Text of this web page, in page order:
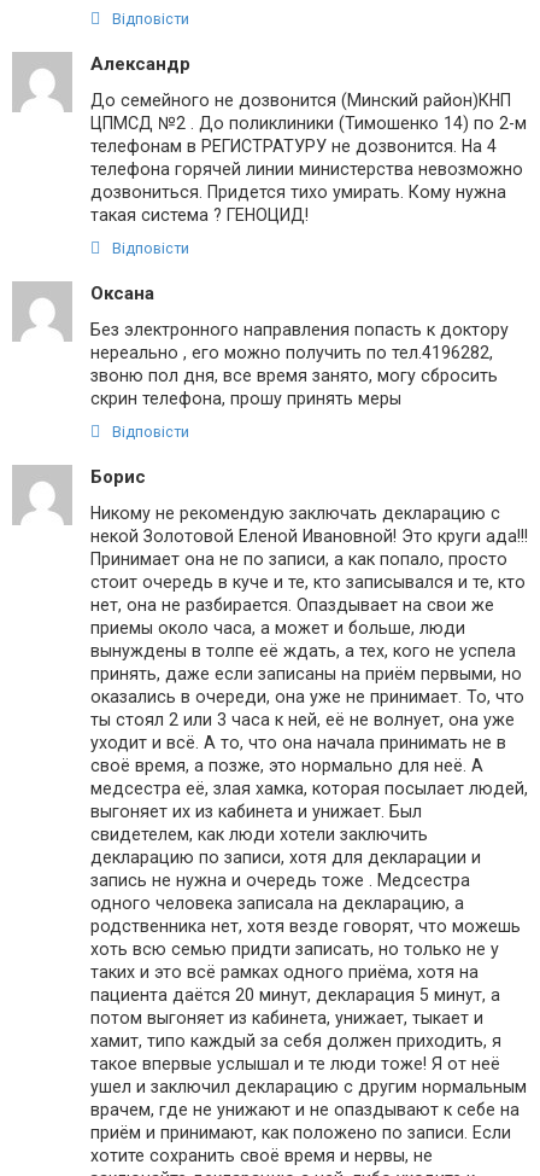
Відповісти
Александр
До семейного не дозвонится (Минский район)КНП
ЦПМСД №2 . До поликлиники (Тимошенко 14) по 2-м
телефонам в РЕГИСТРАТУРУ не дозвонится. На 4
телефона горячей линии министерства невозможно
дозвониться. Придется тихо умирать. Кому нужна
такая система ? ГЕНОЦИД!
Відповісти
Оксана
Без электронного направления попасть к доктору
нереально , его можно получить по тел.4196282,
звоню пол дня, все время занято, могу сбросить
скрин телефона, прошу принять меры
Відповісти
Борис
Никому не рекомендую заключать декларацию с
некой Золотовой Еленой Ивановной! Это круги ада!!!
Принимает она не по записи, а как попало, просто
стоит очередь в куче и те, кто записывался и те, кто
нет, она не разбирается. Опаздывает на свои же
приемы около часа, а может и больше, люди
вынуждены в толпе её ждать, а тех, кого не успела
принять, даже если записаны на приём первыми, но
оказались в очереди, она уже не принимает. То, что
ты стоял 2 или 3 часа к ней, её не волнует, она уже
уходит и всё. А то, что она начала принимать не в
своё время, а позже, это нормально для неё. А
медсестра её, злая хамка, которая посылает людей,
выгоняет их из кабинета и унижает. Был
свидетелем, как люди хотели заключить
декларацию по записи, хотя для декларации и
запись не нужна и очередь тоже . Медсестра
одного человека записала на декларацию, а
родственника нет, хотя везде говорят, что можешь
хоть всю семью придти записать, но только не у
таких и это всё рамках одного приёма, хотя на
пациента даётся 20 минут, декларация 5 минут, а
потом выгоняет из кабинета, унижает, тыкает и
хамит, типо каждый за себя должен приходить, я
такое впервые услышал и те люди тоже! Я от неё
ушел и заключил декларацию с другим нормальным
врачем, где не унижают и не опаздывают к себе на
приём и принимают, как положено по записи. Если
хотите сохранить своё время и нервы, не